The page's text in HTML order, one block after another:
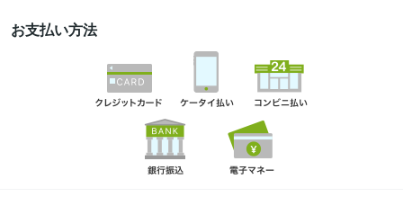
お支払い方法